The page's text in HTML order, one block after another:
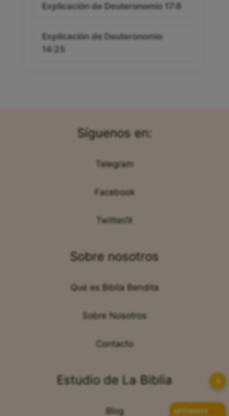
Explicación de Deuteronomio 17:8
Explicación de Deuteronomio
14:25
Síguenos en:
Telegram
Facebook
Twitter/X
Sobre nosotros
Qué es Biblia Bendita
Sobre Nosotros
Contacto
Estudio de La Biblia
Blog
✕
APÓYANOS